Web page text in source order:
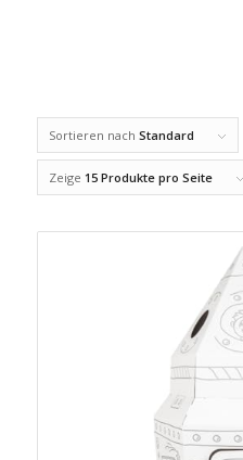
Sortieren nach Standard
Zeige 15 Produkte pro Seite